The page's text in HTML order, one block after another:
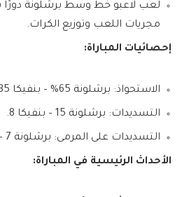
لعب لاعبو خط وسط برشلونة دورًا
مجريات اللعب وتوزيع الكرات.
إحصائيات المباراة:
الاستحواذ: برشلونة 65% – بنفيكا 35%.
التسديدات: برشلونة 15 – بنفيكا 8.
التسديدات على المرمى: برشلونة 7 – بنفيكا 3.
الأحداث الرئيسية في المباراة: